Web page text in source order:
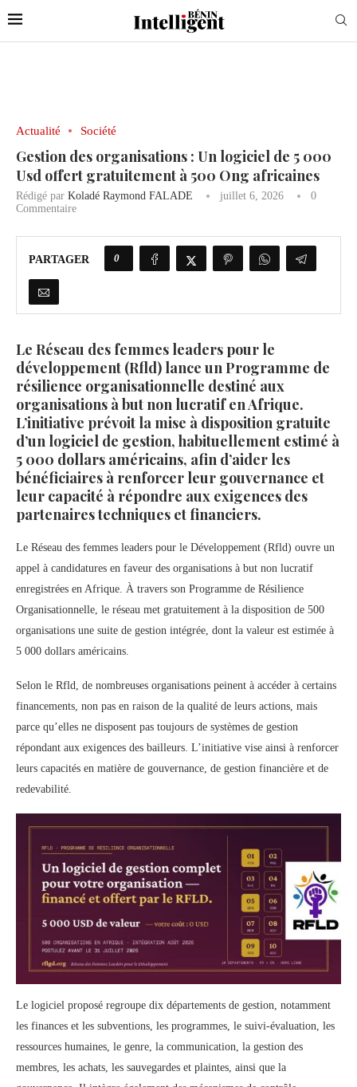
Actualité Société
Gestion des organisations : Un logiciel de 5 000
Usd offert gratuitement à 500 Ong africaines
Rédigé par Koladé Raymond FALADE juillet 6, 2026
0
Commentaire
PARTAGER 0
Le Réseau des femmes leaders pour le
développement (Rfld) lance un Programme de
résilience organisationnelle destiné aux
organisations à but non lucratif en Afrique.
L’initiative prévoit la mise à disposition gratuite
d’un logiciel de gestion, habituellement estimé à
5 000 dollars américains, afin d’aider les
bénéficiaires à renforcer leur gouvernance et
leur capacité à répondre aux exigences des
partenaires techniques et financiers.
Le Réseau des femmes leaders pour le Développement (Rfld) ouvre un
appel à candidatures en faveur des organisations à but non lucratif
enregistrées en Afrique. À travers son Programme de Résilience
Organisationnelle, le réseau met gratuitement à la disposition de 500
organisations une suite de gestion intégrée, dont la valeur est estimée à
5 000 dollars américains.
Selon le Rfld, de nombreuses organisations peinent à accéder à certains
financements, non pas en raison de la qualité de leurs actions, mais
parce qu’elles ne disposent pas toujours de systèmes de gestion
répondant aux exigences des bailleurs. L’initiative vise ainsi à renforcer
leurs capacités en matière de gouvernance, de gestion financière et de
redevabilité.
Le logiciel proposé regroupe dix départements de gestion, notamment
les finances et les subventions, les programmes, le suivi-évaluation, les
ressources humaines, le genre, la communication, la gestion des
membres, les achats, les sauvegardes et plaintes, ainsi que la